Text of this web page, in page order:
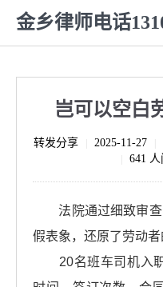
金乡律师电话
岂可以空白
转发分享 2025-11-27
641
法院通过细致审查
假表象，还原了劳动者
20名班车司机入职